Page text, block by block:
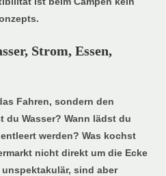
Strom, Essen,
Fahren, sondern den
du Wasser? Wann lädst du
werden? Was kochst
nicht direkt um die Ecke
sind aber